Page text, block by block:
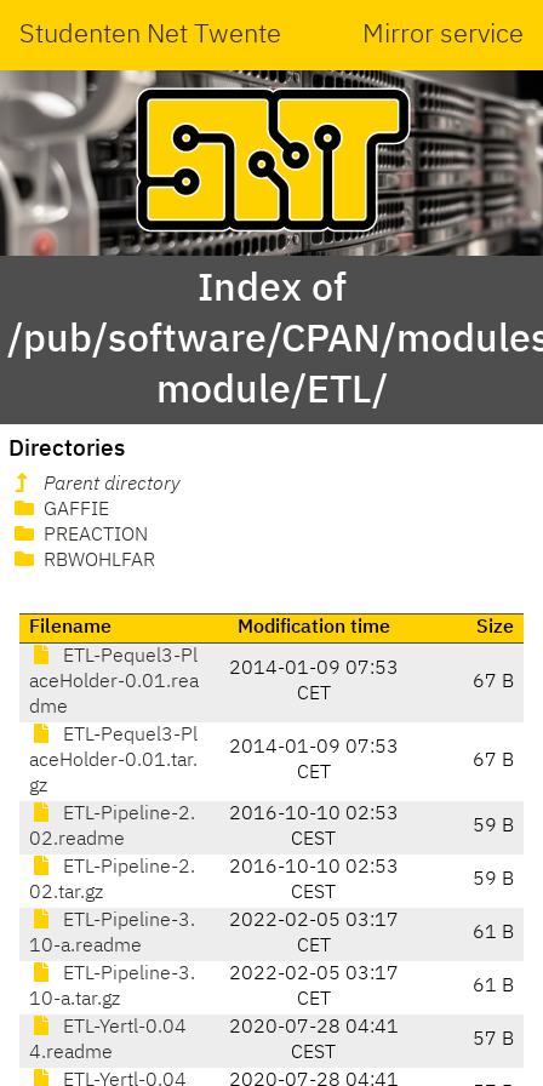
Studenten Net Twente Mirror service
Index of
/pub/software/CPAN/
module/ETL/
Directories
Parent directory
GAFFIE
PREACTION
RBWOHLFAR
Filename Modification time
Size
ETL-Pequel3-Pl
aceHolder-0.01.rea
dme
2014-01-09 07:53
CET
67 B
ETL-Pequel3-Pl
aceHolder-0.01.tar.
gz
2014-01-09 07:53
CET
67 B
ETL-Pipeline-2.
02.readme
2016-10-10 02:53
CEST
59 B
ETL-Pipeline-2.
02.tar.gz
2016-10-10 02:53
CEST
59 B
ETL-Pipeline-3.
10-a.readme
2022-02-05 03:17
CET
61 B
ETL-Pipeline-3.
10-a.tar.gz
2022-02-05 03:17
CET
61 B
ETL-Yertl-0.04
4.readme
2020-07-28 04:41
CEST
57 B
ETL-Yertl-0.04 2020-07-28 04:41